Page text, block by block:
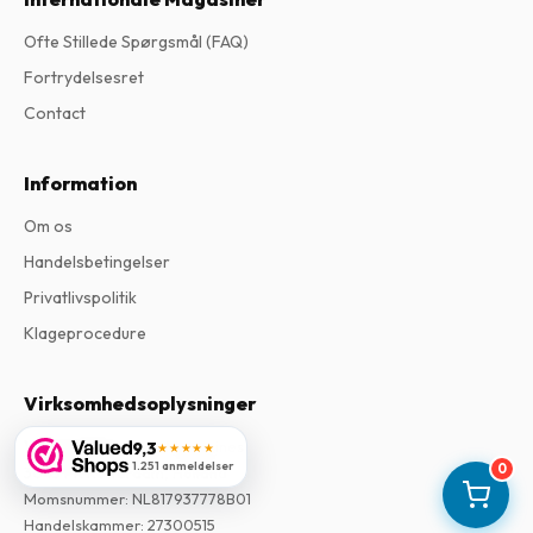
0
9,3★★★★★
1.251 anmeldelser
Ofte Stillede Spørgsmål (FAQ)
Fortrydelsesret
Contact
Information
Om os
Handelsbetingelser
Privatlivspolitik
Klageprocedure
Virksomhedsoplysninger
Virksomhed:Maja Magazines
3043 PR Rotterdam, Holland
Momsnummer: NL817937778B01
Handelskammer: 27300515